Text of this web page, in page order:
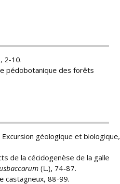
2-10.
pédobotanique des forêts
Excursion géologique et biologique,
de la cécidogenèse de la galle
(L.), 74-87.
castagneux, 88-99.